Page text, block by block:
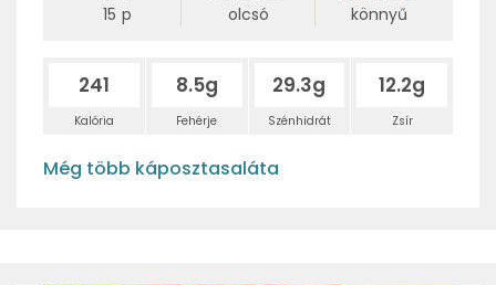
15 p
olcsó
könnyű
241
Kalória
8.5g
Fehérje
29.3g
Szénhidrát
12.2g
Zsír
Még több káposztasaláta